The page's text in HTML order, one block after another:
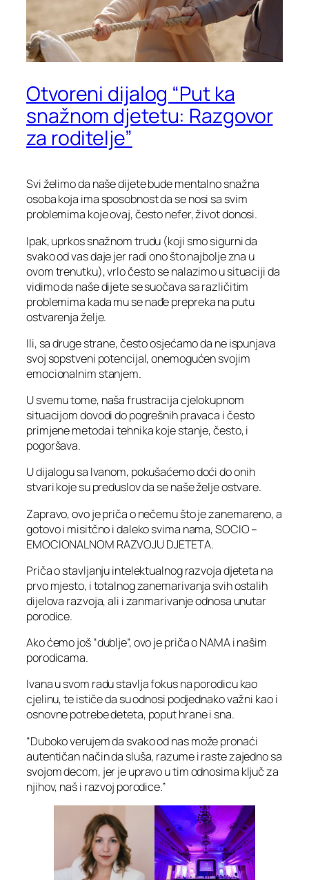
Otvoreni dijalog “Put ka
snažnom djetetu: Razgovor
za roditelje”
Svi želimo da naše dijete bude mentalno snažna
osoba koja ima sposobnost da se nosi sa svim
problemima koje ovaj, često nefer, život donosi.
Ipak, uprkos snažnom trudu (koji smo sigurni da
svako od vas daje jer radi ono što najbolje zna u
ovom trenutku), vrlo često se nalazimo u situaciji da
vidimo da naše dijete se suočava sa različitim
problemima kada mu se nađe prepreka na putu
ostvarenja želje.
Ili, sa druge strane, često osjećamo da ne ispunjava
svoj sopstveni potencijal, onemogućen svojim
emocionalnim stanjem.
U svemu tome, naša frustracija cjelokupnom
situacijom dovodi do pogrešnih pravaca i često
primjene metoda i tehnika koje stanje, često, i
pogoršava.
U dijalogu sa Ivanom, pokušaćemo doći do onih
stvari koje su preduslov da se naše želje ostvare.
Zapravo, ovo je priča o nečemu što je zanemareno, a
gotovo i misitčno i daleko svima nama, SOCIO –
EMOCIONALNOM RAZVOJU DJETETA.
Priča o stavljanju intelektualnog razvoja djeteta na
prvo mjesto, i totalnog zanemarivanja svih ostalih
dijelova razvoja, ali i zanmarivanje odnosa unutar
porodice.
Ako ćemo još “dublje”, ovo je priča o NAMA i našim
porodicama.
Ivana u svom radu stavlja fokus na porodicu kao
cjelinu, te ističe da su odnosi podjednako važni kao i
osnovne potrebe deteta, poput hrane i sna.
“Duboko verujem da svako od nas može pronaći
autentičan način da sluša, razume i raste zajedno sa
svojom decom, jer je upravo u tim odnosima ključ za
njihov, naš i razvoj porodice.”